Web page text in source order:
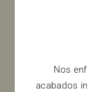
Nos
acabados